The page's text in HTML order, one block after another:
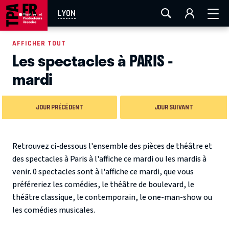
LYON
AIX-MARSEILLE LA ROCHELLE
EN TOURNÉE
AFFICHER TOUT
Les spectacles à PARIS -
mardi
JOUR PRÉCÉDENT JOUR SUIVANT
Retrouvez ci-dessous l'ensemble des pièces de théâtre et
des spectacles à Paris à l'affiche ce mardi ou les mardis à
venir. 0 spectacles sont à l'affiche ce mardi, que vous
préféreriez les comédies, le théâtre de boulevard, le
théâtre classique, le contemporain, le one-man-show ou
les comédies musicales.